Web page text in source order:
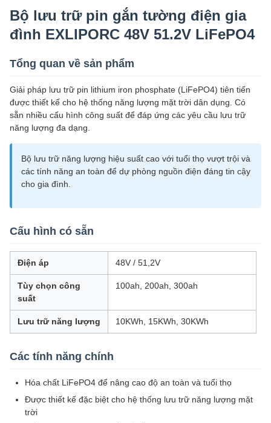
Bộ lưu trữ pin gắn tường điện gia
đình EXLIPORC 48V 51.2V LiFePO4
Tổng quan về sản phẩm
Giải pháp lưu trữ pin lithium iron phosphate (LiFePO4) tiên tiến
được thiết kế cho hệ thống năng lượng mặt trời dân dụng. Có
sẵn nhiều cấu hình công suất để đáp ứng các yêu cầu lưu trữ
năng lượng đa dạng.
Bộ lưu trữ năng lượng hiệu suất cao với tuổi thọ vượt trội và
các tính năng an toàn để dự phòng nguồn điện đáng tin cậy
cho gia đình.
Cấu hình có sẵn
Điện áp 48V / 51,2V
Tùy chọn công
suất
100ah, 200ah, 300ah
Lưu trữ năng lượng 10KWh, 15KWh, 30KWh
Các tính năng chính
Hóa chất LiFePO4 để nâng cao độ an toàn và tuổi thọ
Được thiết kế đặc biệt cho hệ thống lưu trữ năng lượng mặt
trời